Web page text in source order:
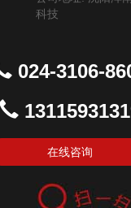
科技
024-3106-
在线咨询